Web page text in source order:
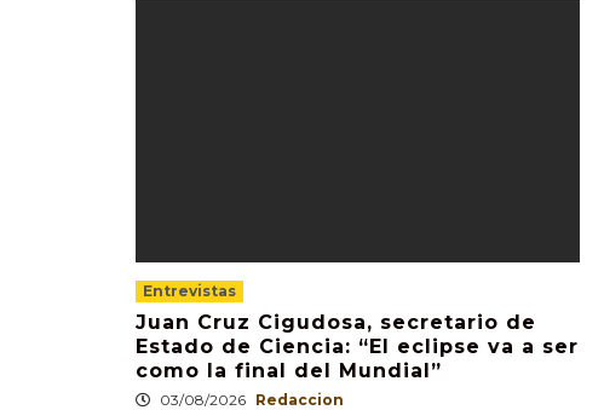
Entrevistas
Juan Cruz Cigudosa, secretario de
Estado de Ciencia: “El eclipse va a ser
como la final del Mundial”
03/08/2026 Redaccion